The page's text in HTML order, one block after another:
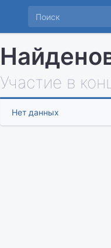
Участие в
Нет данных